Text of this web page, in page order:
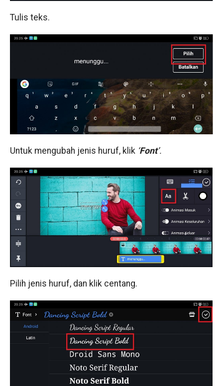
Tulis teks.
Untuk mengubah jenis huruf, klik ‘Font’.
Pilih jenis huruf, dan klik centang.